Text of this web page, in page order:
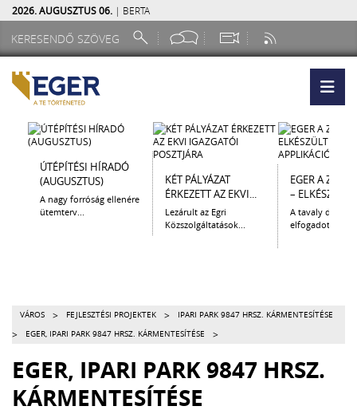
2026. AUGUSZTUS 06. | BERTA
ÚTÉPÍTÉSI HÍRADÓ
(AUGUSZTUS)
A nagy forróság ellenére
ütemterv...
KÉT PÁLYÁZAT
ÉRKEZETT AZ EKVI...
Lezárult az Egri
Közszolgáltatások...
EGER A
– ELKÉSZÜLT
A tavaly
elfogadott
VÁROS > FEJLESZTÉSI PROJEKTEK > IPARI PARK 9847 HRSZ. KÁRMENTESÍTÉSE
> EGER, IPARI PARK 9847 HRSZ. KÁRMENTESÍTÉSE >
EGER, IPARI PARK 9847 HRSZ.
KÁRMENTESÍTÉSE